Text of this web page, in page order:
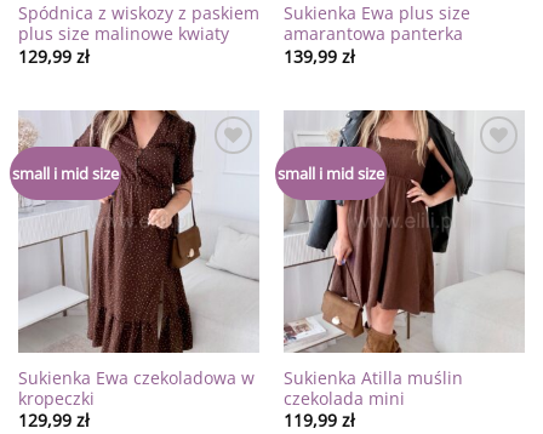
Spódnica z wiskozy z paskiem
plus size malinowe kwiaty
129,99 zł
Sukienka Ewa plus size
amarantowa panterka
139,99 zł
small i mid size
Sukienka Ewa czekoladowa w
kropeczki
129,99 zł
small i mid size
Sukienka Atilla muślin
czekolada mini
119,99 zł